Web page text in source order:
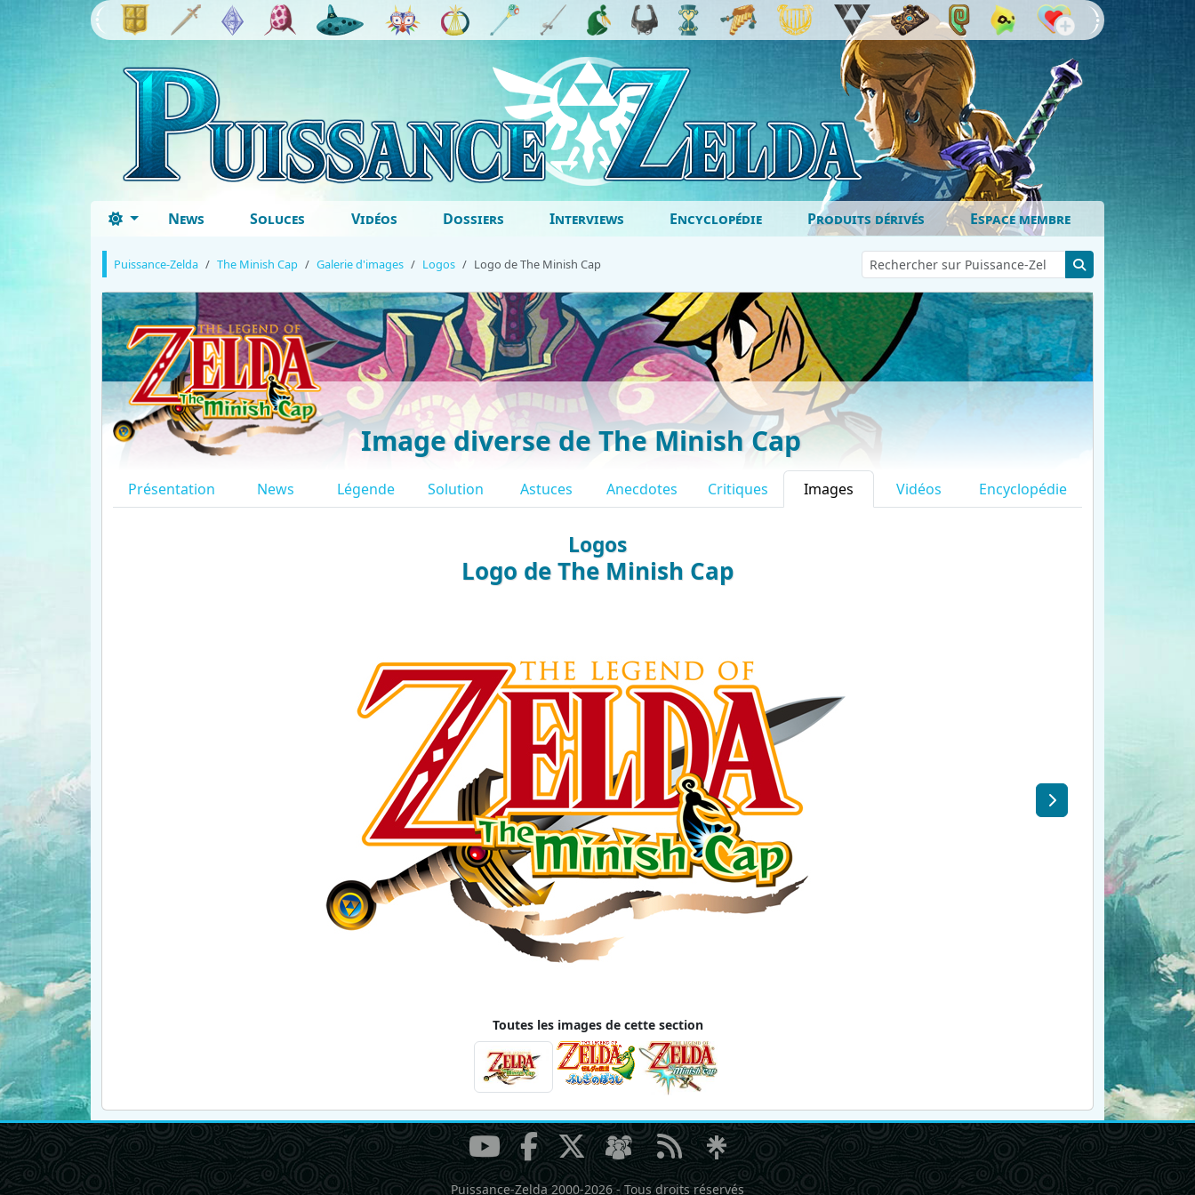
News Soluces Vidéos Dossiers Interviews Encyclopédie Produits dérivés Espace membre
Puissance-Zelda The Minish Cap Galerie d'images Logos Logo de The Minish Cap
Image diverse de The Minish Cap
Présentation News Légende Solution Astuces Anecdotes Critiques Images Vidéos Encyclopédie
Logos
Logo de The Minish Cap
Toutes les images de cette section
Puissance-Zelda 2000-2026- Tous droits réservés